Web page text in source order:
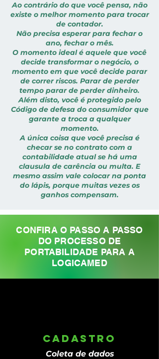
Ao contrário do que você pensa, não
existe o melhor momento para trocar
de contador.
Não precisa esperar para fechar o
ano, fechar o mês.
O momento ideal é aquele que você
decide transformar o negócio, o
momento em que você decide parar
de correr riscos. Parar de perder
tempo parar de perder dinheiro.
Além disto, você é protegido pelo
Código de defesa do consumidor que
garante a troca a qualquer
momento.
A única coisa que você precisa é
checar se no contrato com a
contabilidade atual se há uma
clausula de carência ou multa. E
mesmo assim vale colocar na ponta
do lápis, porque muitas vezes os
ganhos compensam.
CONFIRA O PASSO A PASSO
DO PROCESSO DE
PORTABILIDADE PARA A
LOGICAMED
CADASTRO
Coleta de dados